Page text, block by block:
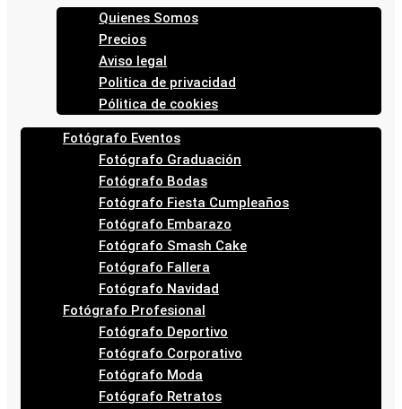
Quienes Somos
Precios
Aviso legal
Politica de privacidad
Pólitica de cookies
Fotógrafo Eventos
Fotógrafo Graduación
Fotógrafo Bodas
Fotógrafo Fiesta Cumpleaños
Fotógrafo Embarazo
Fotógrafo Smash Cake
Fotógrafo Fallera
Fotógrafo Navidad
Fotógrafo Profesional
Fotógrafo Deportivo
Fotógrafo Corporativo
Fotógrafo Moda
Fotógrafo Retratos